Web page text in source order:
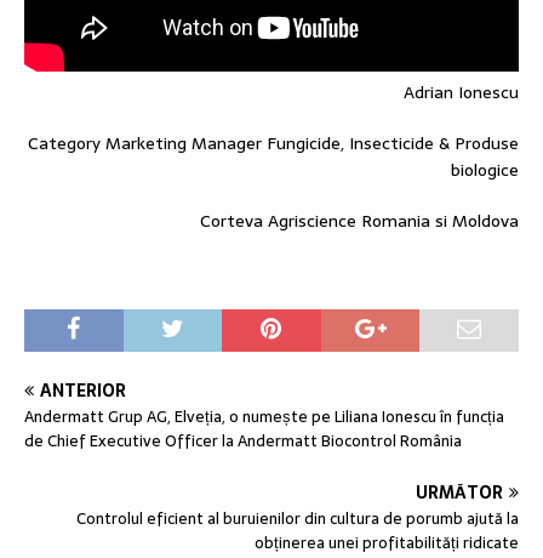
Adrian Ionescu
Category Marketing Manager Fungicide, Insecticide & Produse
biologice
Corteva Agriscience Romania si Moldova
ANTERIOR
Andermatt Grup AG, Elveția, o numește pe Liliana Ionescu în funcția
de Chief Executive Officer la Andermatt Biocontrol România
URMĂTOR
Controlul eficient al buruienilor din cultura de porumb ajută la
obținerea unei profitabilități ridicate